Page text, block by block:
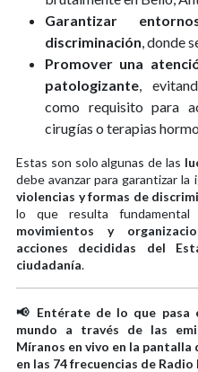
Garantizar
discriminación , donde
Promover una
patologizante ,
como requisito para
cirugías o terapias
Estas son solo algunas de las
debe avanzar para garantizar la
violencias y formas de
lo que resulta fundamental
movimientos y
acciones decididas del
ciudadanía.
📢 Entérate de lo que pasa
mundo a través de las
Míranos en vivo en la pantalla
en las 74 frecuencias de